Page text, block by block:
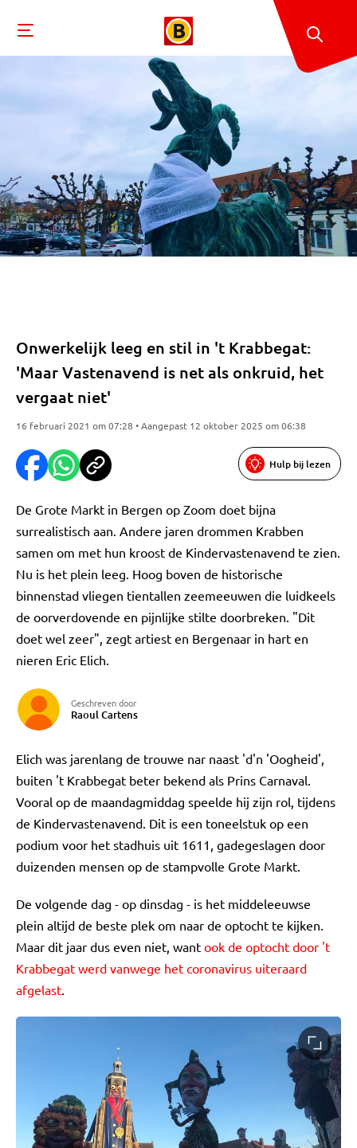
Onwerkelijk leeg en stil in 't Krabbegat:
'Maar Vastenavend is net als onkruid, het
vergaat niet'
16 februari 2021 om 07:28 • Aangepast 12 oktober 2025 om 06:38
Hulp bij lezen
De Grote Markt in Bergen op Zoom doet bijna
surrealistisch aan. Andere jaren drommen Krabben
samen om met hun kroost de Kindervastenavend te zien.
Nu is het plein leeg. Hoog boven de historische
binnenstad vliegen tientallen zeemeeuwen die luidkeels
de oorverdovende en pijnlijke stilte doorbreken. "Dit
doet wel zeer", zegt artiest en Bergenaar in hart en
nieren Eric Elich.
Geschreven door
Raoul Cartens
Elich was jarenlang de trouwe nar naast 'd'n 'Oogheid',
buiten 't Krabbegat beter bekend als Prins Carnaval.
Vooral op de maandagmiddag speelde hij zijn rol, tijdens
de Kindervastenavend. Dit is een toneelstuk op een
podium voor het stadhuis uit 1611, gadegeslagen door
duizenden mensen op de stampvolle Grote Markt.
De volgende dag - op dinsdag - is het middeleeuwse
plein altijd de beste plek om naar de optocht te kijken.
Maar dit jaar dus even niet, want ook de optocht door 't
Krabbegat werd vanwege het coronavirus uiteraard
afgelast.